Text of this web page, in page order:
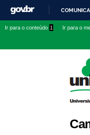
Ir para o conteúdo 1 Ir para o